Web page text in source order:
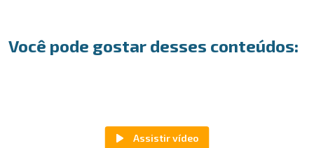
Você pode gostar desses conteúdos: